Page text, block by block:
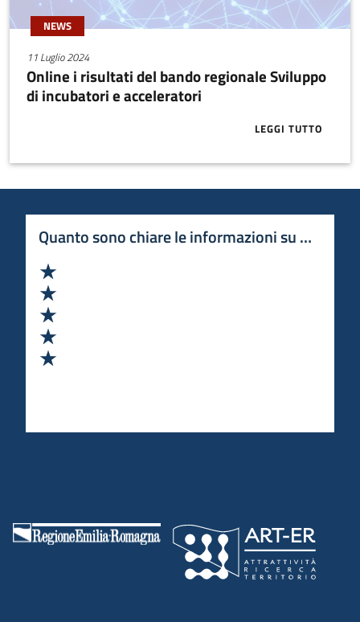
valore creativo e
tecnologico per progetti
NEWS
11 Luglio 2024
Online i risultati del bando regionale Sviluppo
di incubatori e acceleratori
LEGGI TUTTO
ABOUT
Quanto sono chiare le informazioni su questa